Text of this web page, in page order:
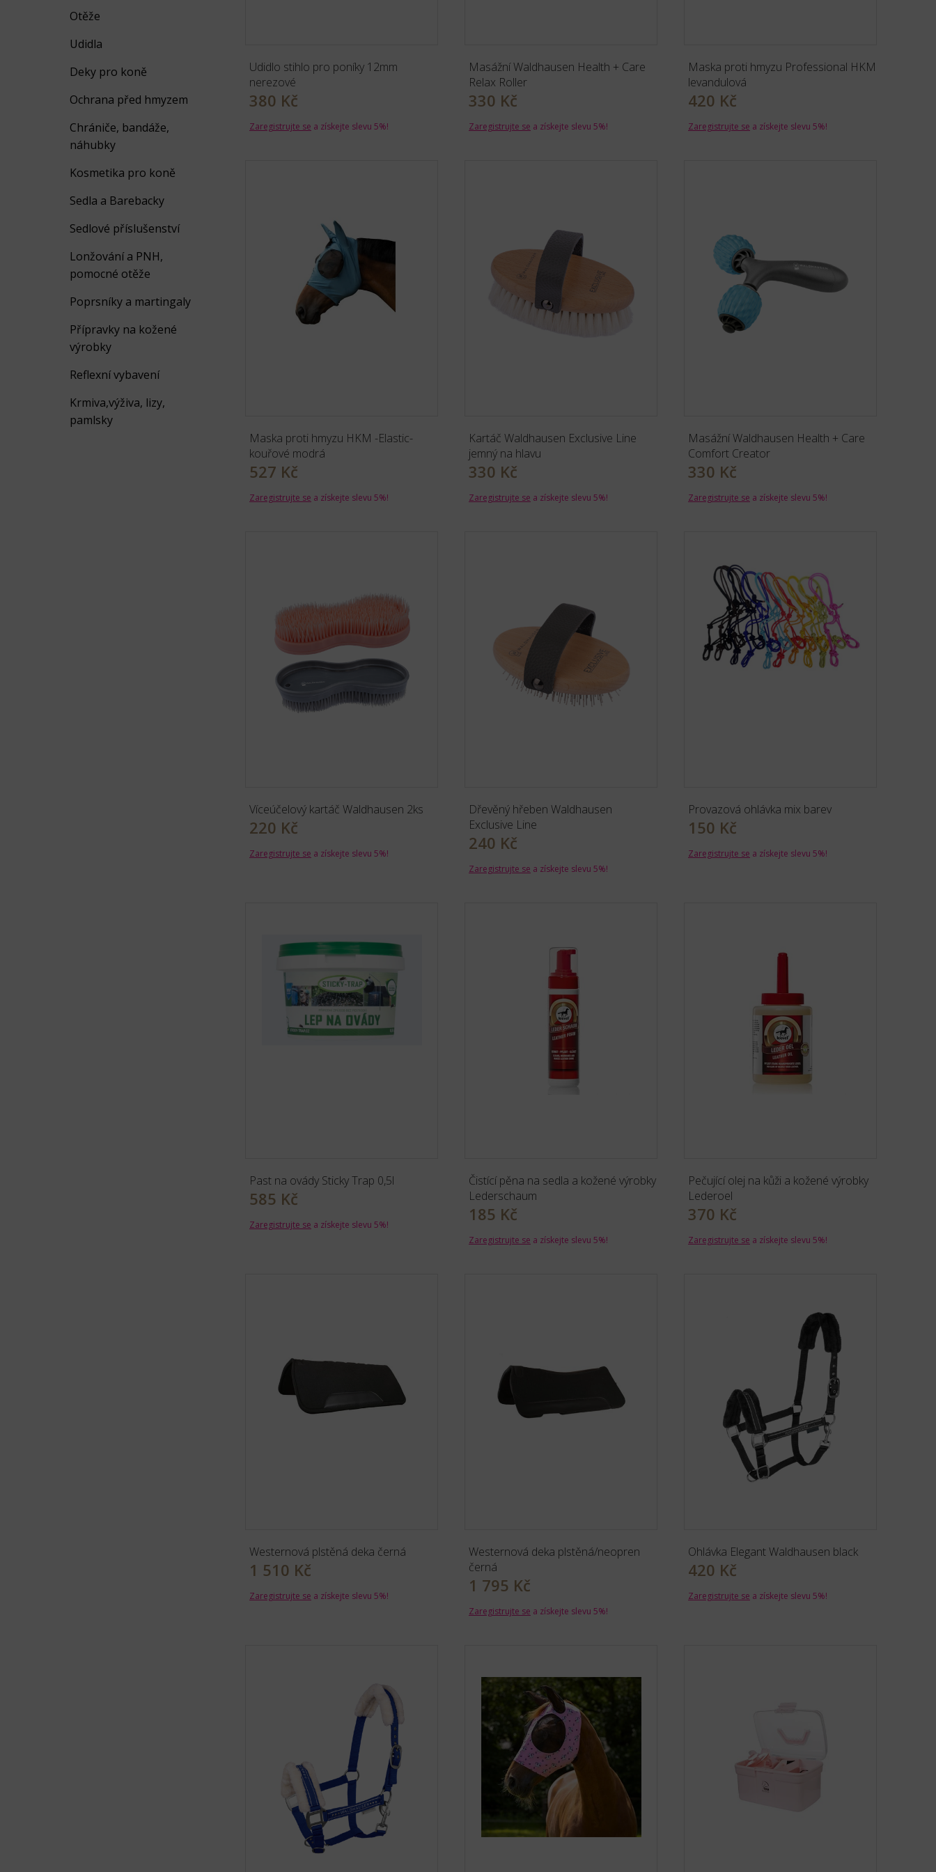
Otěže
Udidla
Deky pro koně
Ochrana před hmyzem
Chrániče, bandáže,
náhubky
Kosmetika pro koně
Sedla a Barebacky
Sedlové příslušenství
Lonžování a PNH,
pomocné otěže
Poprsníky a martingaly
Přípravky na kožené
výrobky
Reflexní vybavení
Krmiva,výživa, lizy,
pamlsky
Udidlo stihlo pro poníky 12mm
nerezové
380 Kč
Zaregistrujte se a získejte slevu 5%!
Masážní Waldhausen Health + Care
Relax Roller
330 Kč
Zaregistrujte se a získejte slevu 5%!
Maska proti hmyzu Professional HKM
levandulová
420 Kč
Zaregistrujte se a získejte slevu 5%!
Maska proti hmyzu HKM -Elastic-
kouřové modrá
527 Kč
Zaregistrujte se a získejte slevu 5%!
Kartáč Waldhausen Exclusive Line
jemný na hlavu
330 Kč
Zaregistrujte se a získejte slevu 5%!
Masážní Waldhausen Health + Care
Comfort Creator
330 Kč
Zaregistrujte se a získejte slevu 5%!
Víceúčelový kartáč Waldhausen 2ks
220 Kč
Zaregistrujte se a získejte slevu 5%!
Dřevěný hřeben Waldhausen
Exclusive Line
240 Kč
Zaregistrujte se a získejte slevu 5%!
Provazová ohlávka mix barev
150 Kč
Zaregistrujte se a získejte slevu 5%!
Past na ovády Sticky Trap 0,5l
585 Kč
Zaregistrujte se a získejte slevu 5%!
Čistící pěna na sedla a kožené výrobky
Lederschaum
185 Kč
Zaregistrujte se a získejte slevu 5%!
Pečující olej na kůži a kožené výrobky
Lederoel
370 Kč
Zaregistrujte se a získejte slevu 5%!
Westernová plstěná deka černá
1 510 Kč
Zaregistrujte se a získejte slevu 5%!
Westernová deka plstěná/neopren
černá
1 795 Kč
Zaregistrujte se a získejte slevu 5%!
Ohlávka Elegant Waldhausen black
420 Kč
Zaregistrujte se a získejte slevu 5%!